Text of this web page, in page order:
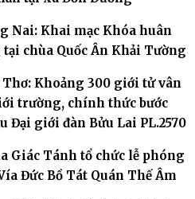
Nai: Khai mạc Khóa huân
chùa Quốc Ân Khải Tường
Thơ: Khoảng 300 giới tử vân
trường, chính thức bước
Đại giới đàn Bửu Lai PL.2570
Giác Tánh tổ chức lễ phóng
Đức Bồ Tát Quán Thế Âm